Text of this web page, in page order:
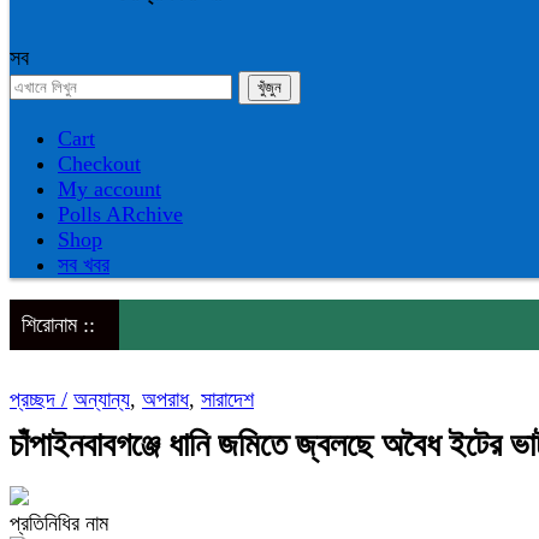
সব
Cart
Checkout
My account
Polls ARchive
Shop
সব খবর
শিরোনাম ::
প্রচ্ছদ / অন্যান্য, অপরাধ, সারাদেশ
চাঁপাইনবাবগঞ্জে ধানি জমিতে জ্বলছে অবৈধ ইটের
প্রতিনিধির নাম